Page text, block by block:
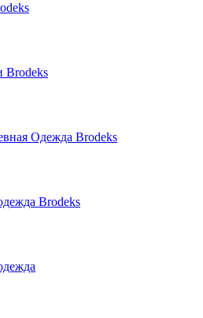
Brodeks
Одежда Brodeks
Brodeks